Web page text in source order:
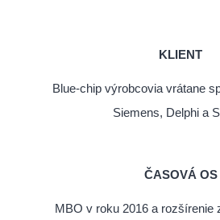
KLIENT
Blue-chip výrobcovia vrátane
Siemens, Delphi a
ČASOVÁ OS
MBO v roku 2016 a rozšírenie